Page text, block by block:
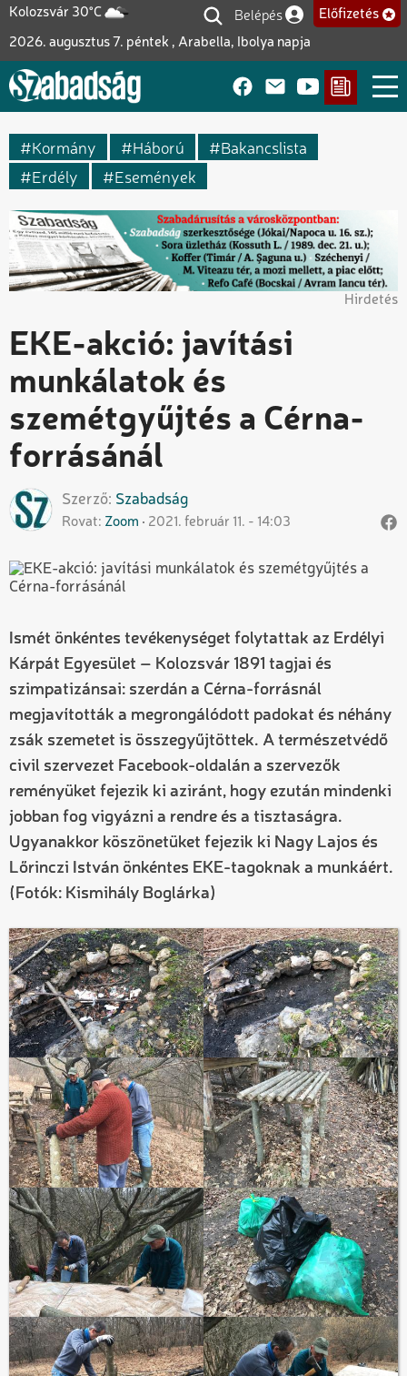
Ugrás
tartalomra
Kolozsvár 30°C
2026. augusztus 7. péntek , Arabella, Ibolya napja
Felhasználói fiók
Belépés Előfizetés
Kormány Háború
Bakancslista
Erdély
Események
Hirdetés
EKE-akció: javítási
munkálatok és
szemétgyűjtés a Cérna-
forrásánál
Szerző Szabadság
Rovat Zoom 2021. február 11. - 14:03
Ismét önkéntes tevékenységet folytattak az Erdélyi
Kárpát Egyesület – Kolozsvár 1891 tagjai és
szimpatizánsai: szerdán a Cérna-forrásnál
megjavították a megrongálódott padokat és néhány
zsák szemetet is összegyűjtöttek. A természetvédő
civil szervezet Facebook-oldalán a szervezők
reményüket fejezik ki aziránt, hogy ezután mindenki
jobban fog vigyázni a rendre és a tisztaságra.
Ugyanakkor köszönetüket fejezik ki Nagy Lajos és
Lőrinczi István önkéntes EKE-tagoknak a munkáért.
(Fotók: Kismihály Boglárka)